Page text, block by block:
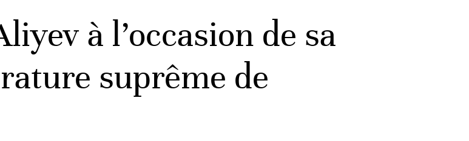
à l’occasion de sa
suprême de